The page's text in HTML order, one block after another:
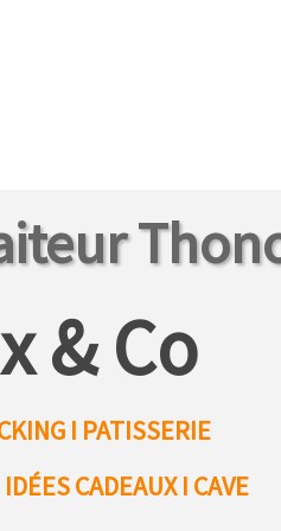
& Co
I PATISSERIE
CADEAUX I CAVE